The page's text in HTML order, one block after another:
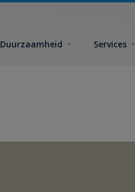
Duurzaamheid Services